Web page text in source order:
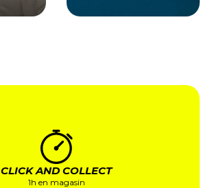
CLICK AND COLLECT
1h en magasin